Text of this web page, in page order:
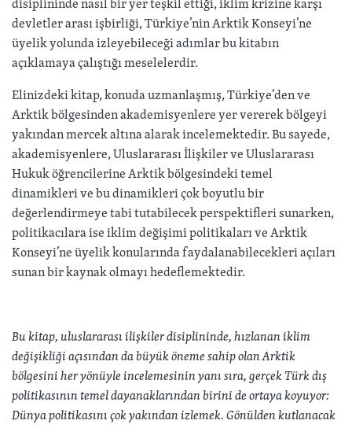
devletler arası işbirliği, Türkiye’nin Arktik Konseyi’ne
üyelik yolunda izleyebileceği adımlar bu kitabın
açıklamaya çalıştığı meselelerdir.
Elinizdeki kitap, konuda uzmanlaşmış, Türkiye’den ve
Arktik bölgesinden akademisyenlere yer vererek bölgeyi
yakından mercek altına alarak incelemektedir. Bu sayede,
akademisyenlere, Uluslararası İlişkiler ve Uluslararası
Hukuk öğrencilerine Arktik bölgesindeki temel
dinamikleri ve bu dinamikleri çok boyutlu bir
değerlendirmeye tabi tutabilecek perspektifleri sunarken,
politikacılara ise iklim değişimi politikaları ve Arktik
Konseyi’ne üyelik konularında faydalanabilecekleri açıları
sunan bir kaynak olmayı hedeflemektedir.
Bu kitap, uluslararası ilişkiler disiplininde, hızlanan iklim
değişikliği açısından da büyük öneme sahip olan Arktik
bölgesini her yönüyle incelemesinin yanı sıra, gerçek Türk dış
politikasının temel dayanaklarından birini de ortaya koyuyor:
Dünya politikasını çok yakından izlemek. Gönülden kutlanacak